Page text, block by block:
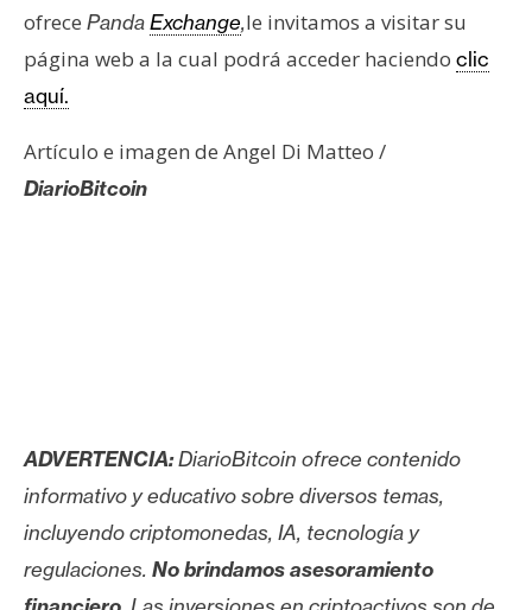
ofrece PandaExchange,le invitamos a visitar su
página web a la cual podrá acceder haciendo clic
aquí.
Artículo e imagen de Angel Di Matteo /
DiarioBitcoin
ADVERTENCIA:DiarioBitcoin ofrece contenido
informativo y educativo sobre diversos temas,
incluyendo criptomonedas, IA, tecnología y
regulaciones. No brindamos asesoramiento